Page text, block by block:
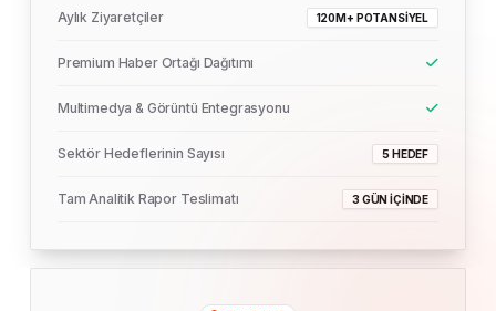
Aylık Ziyaretçiler 120M+ POTANSIYEL
Premium Haber Ortağı Dağıtımı
Multimedya & Görüntü Entegrasyonu
Sektör Hedeflerinin Sayısı 5 HEDEF
Tam Analitik Rapor Teslimatı 3 GÜN İÇINDE